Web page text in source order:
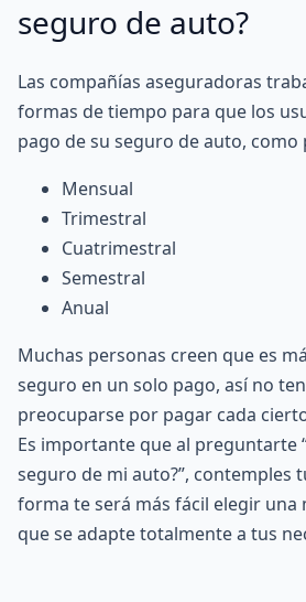
seguro de auto?
Las compañías aseguradoras
formas de tiempo para que los
pago de su seguro de auto, como
Mensual
Trimestral
Cuatrimestral
Semestral
Anual
Muchas personas creen que es
seguro en un solo pago, así no
preocuparse por pagar cada
Es importante que al preguntarte
seguro de mi auto?”, contemples
forma te será más fácil elegir una
que se adapte totalmente a tus